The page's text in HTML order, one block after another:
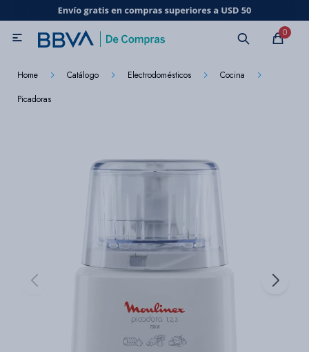
0

Home Catálogo Electrodomésticos
Cocina
Picadoras
MI CUENTA
Electrodomésticos